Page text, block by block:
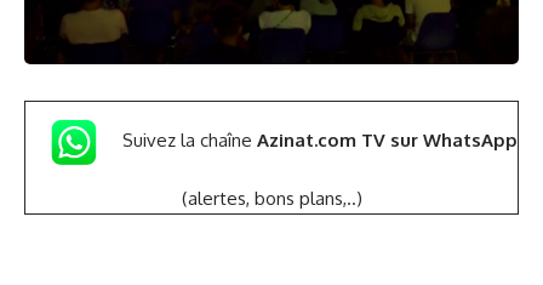
Suivez la chaîne Azinat.com TV sur WhatsApp
(alertes, bons plans,..)